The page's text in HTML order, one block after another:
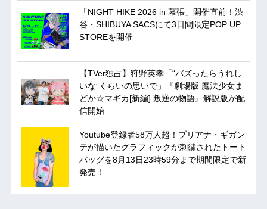
「NIGHT HIKE 2026 in 幕張」開催直前！渋
谷・SHIBUYA SACSにて3日間限定POP UP
STOREを開催
【TVer独占】狩野英孝「“バズったらうれし
いな”くらいの思いで」『劇場版 魔法少女ま
どか☆マギカ[新編] 叛逆の物語』解説版が配
信開始
Youtube登録者58万人超！ブリアナ・ギガン
テが描いたグラフィックが刺繍されたトート
バッグを8月13日23時59分まで期間限定で新
発売！